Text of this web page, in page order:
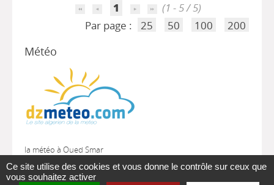
1
(1 - 5 / 5)
Par page :
25 50 100 200
Météo
la météo à Oued Smar
Ce site utilise des cookies et vous donne le contrôle sur ceux que
vous souhaitez activer